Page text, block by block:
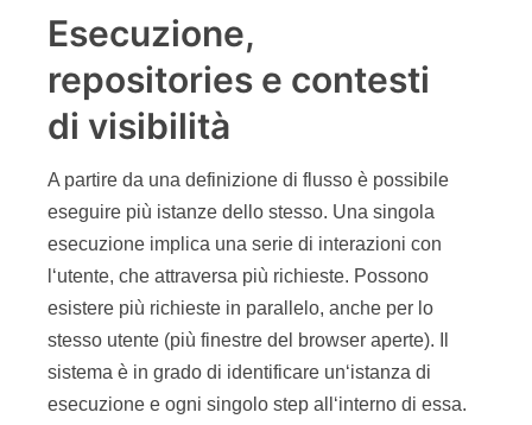
Esecuzione,
repositories e contesti
di visibilità
A partire da una definizione di flusso è possibile
eseguire più istanze dello stesso. Una singola
esecuzione implica una serie di interazioni con
l‘utente, che attraversa più richieste. Possono
esistere più richieste in parallelo, anche per lo
stesso utente (più finestre del browser aperte). Il
sistema è in grado di identificare un‘istanza di
esecuzione e ogni singolo step all‘interno di essa.